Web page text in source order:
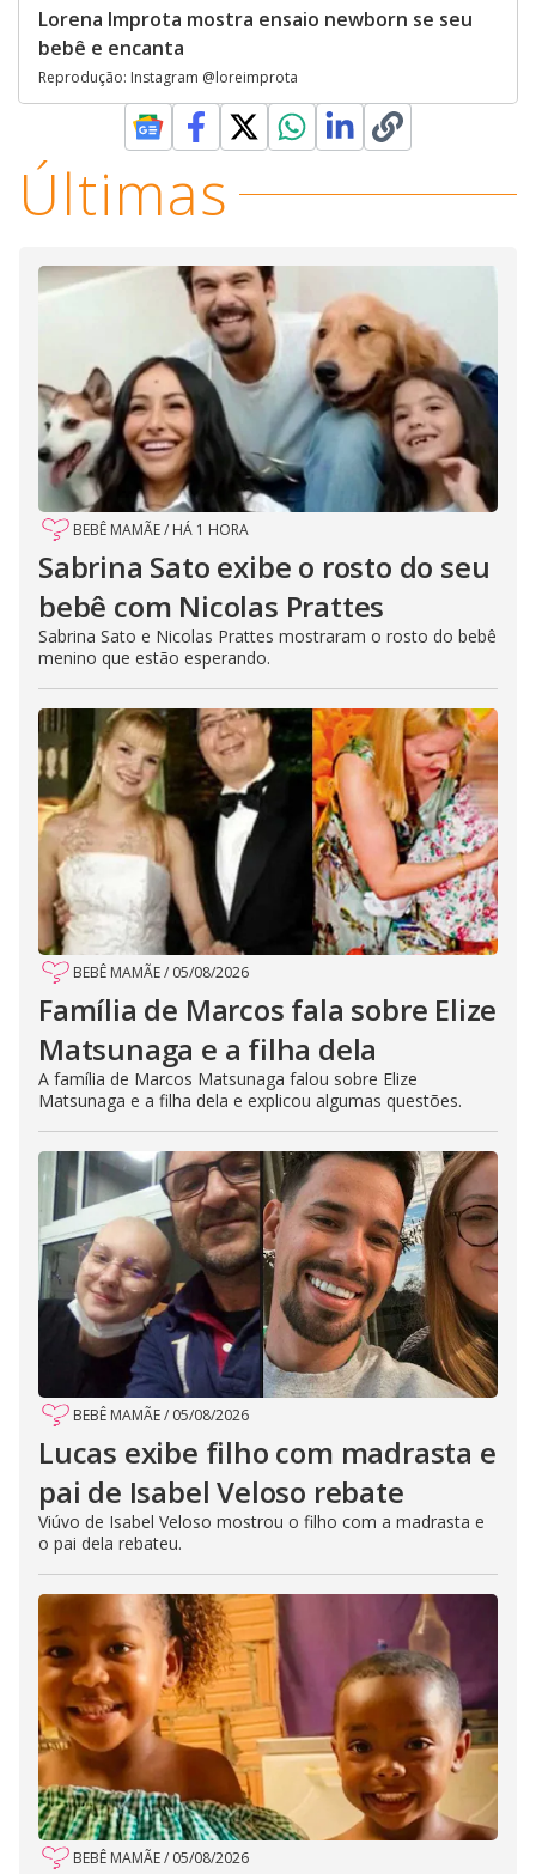
Lorena Improta mostra ensaio newborn se seu
bebê e encanta
Reprodução: Instagram @loreimprota
Últimas
BEBÊ MAMÃE/ HÁ 1 HORA
Sabrina Sato exibe o rosto do seu
bebê com Nicolas Prattes
Sabrina Sato e Nicolas Prattes mostraram o rosto do bebê
menino que estão esperando.
BEBÊ MAMÃE/ 05/08/2026
Família de Marcos fala sobre Elize
Matsunaga e a filha dela
A família de Marcos Matsunaga falou sobre Elize
Matsunaga e a filha dela e explicou algumas questões.
BEBÊ MAMÃE/ 05/08/2026
Lucas exibe filho com madrasta e
pai de Isabel Veloso rebate
Viúvo de Isabel Veloso mostrou o filho com a madrasta e
o pai dela rebateu.
BEBÊ MAMÃE/ 05/08/2026